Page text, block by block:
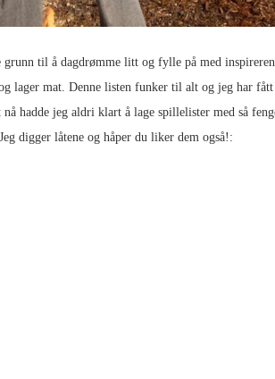
grunn til å dagdrømme litt og fylle på med
lager mat. Denne listen funker til alt og jeg har
hadde jeg aldri klart å lage spillelister med så
digger låtene og håper du liker dem også!: